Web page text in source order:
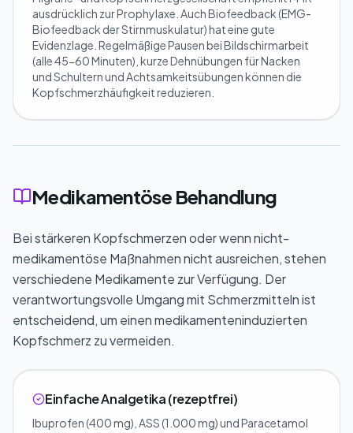
ausdrücklich zur Prophylaxe. Auch Biofeedback (EMG-
Biofeedback der Stirnmuskulatur) hat eine gute
Evidenzlage. Regelmäßige Pausen bei Bildschirmarbeit
(alle 45-60 Minuten), kurze Dehnübungen für Nacken
und Schultern und Achtsamkeitsübungen können die
Kopfschmerzhäufigkeit reduzieren.
Medikamentöse Behandlung
Bei stärkeren Kopfschmerzen oder wenn nicht-
medikamentöse Maßnahmen nicht ausreichen, stehen
verschiedene Medikamente zur Verfügung. Der
verantwortungsvolle Umgang mit Schmerzmitteln ist
entscheidend, um einen medikamenteninduzierten
Kopfschmerz zu vermeiden.
Einfache Analgetika (rezeptfrei)
Ibuprofen (400 mg), ASS (1.000 mg) und Paracetamol